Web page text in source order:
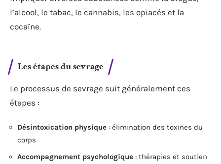
l’alcool, le tabac, le cannabis, les opiacés et la
cocaïne.
Les étapes du sevrage
Le processus de sevrage suit généralement ces
étapes :
Désintoxication physique : élimination des toxines du
corps
Accompagnement psychologique : thérapies et soutien